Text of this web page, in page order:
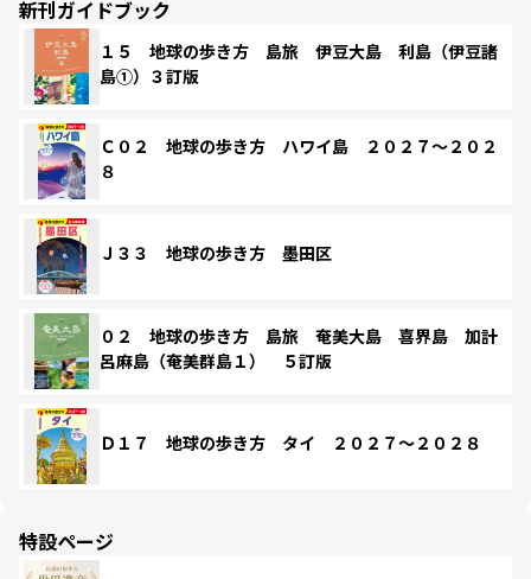
新刊ガイドブック
１５ 地球の歩き方 島旅 伊豆大島 利島（伊豆諸
島①）３訂版
Ｃ０２ 地球の歩き方 ハワイ島 ２０２７～２０２
８
Ｊ３３ 地球の歩き方 墨田区
０２ 地球の歩き方 島旅 奄美大島 喜界島 加計
呂麻島（奄美群島１） ５訂版
Ｄ１７ 地球の歩き方 タイ ２０２７～２０２８
特設ページ